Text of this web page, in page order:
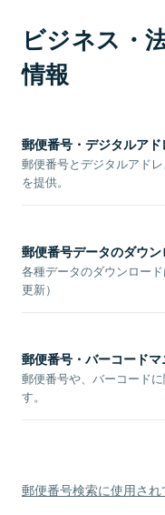
ビジネス・
情報
郵便番号・デジタルア
郵便番号とデジタルアド
を提供。
郵便番号データのダウン
各種データのダウンロー
更新）
郵便番号・バーコード
郵便番号や、バーコード
す。
郵便番号検索に使用さ